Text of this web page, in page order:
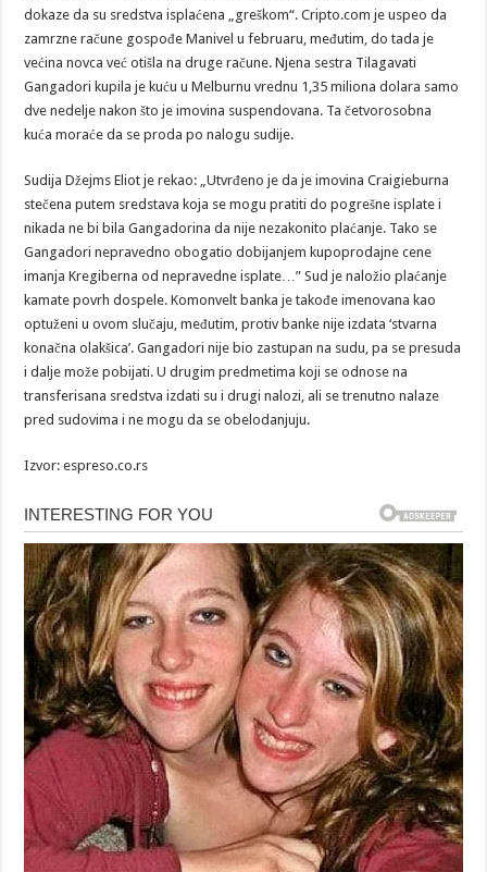
dokaze da su sredstva isplaćena „greškom“. Cripto.com je uspeo da
zamrzne račune gospođe Manivel u februaru, međutim, do tada je
većina novca već otišla na druge račune. Njena sestra Tilagavati
Gangadori kupila je kuću u Melburnu vrednu 1,35 miliona dolara samo
dve nedelje nakon što je imovina suspendovana. Ta četvorosobna
kuća moraće da se proda po nalogu sudije.
Sudija Džejms Eliot je rekao: „Utvrđeno je da je imovina Craigieburna
stečena putem sredstava koja se mogu pratiti do pogrešne isplate i
nikada ne bi bila Gangadorina da nije nezakonito plaćanje. Tako se
Gangadori nepravedno obogatio dobijanjem kupoprodajne cene
imanja Kregiberna od nepravedne isplate…” Sud je naložio plaćanje
kamate povrh dospele. Komonvelt banka je takođe imenovana kao
optuženi u ovom slučaju, međutim, protiv banke nije izdata ‘stvarna
konačna olakšica’. Gangadori nije bio zastupan na sudu, pa se presuda
i dalje može pobijati. U drugim predmetima koji se odnose na
transferisana sredstva izdati su i drugi nalozi, ali se trenutno nalaze
pred sudovima i ne mogu da se obelodanjuju.
Izvor: espreso.co.rs